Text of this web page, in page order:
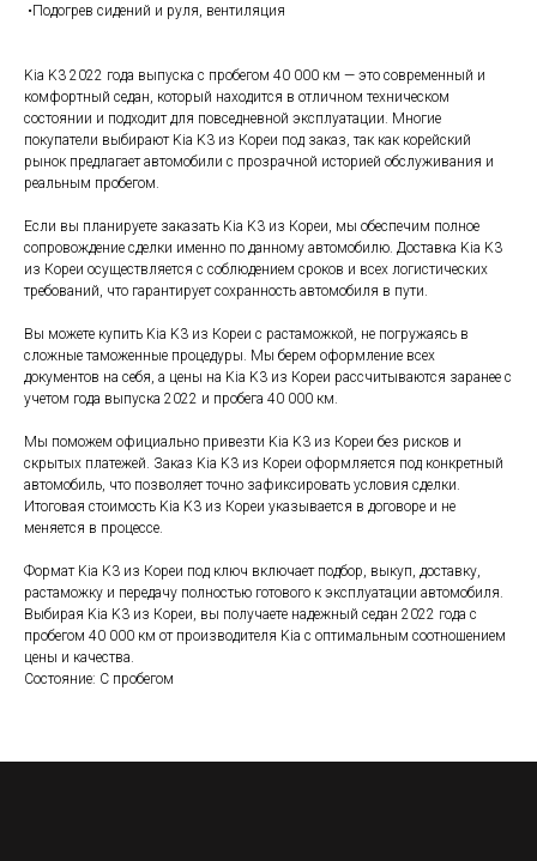
•Подогрев сидений и руля, вентиляция
Kia K3 2022 года выпуска с пробегом 40 000 км — это современный и
комфортный седан, который находится в отличном техническом
состоянии и подходит для повседневной эксплуатации. Многие
покупатели выбирают Kia K3 из Кореи под заказ, так как корейский
рынок предлагает автомобили с прозрачной историей обслуживания и
реальным пробегом.
Если вы планируете заказать Kia K3 из Кореи, мы обеспечим полное
сопровождение сделки именно по данному автомобилю. Доставка Kia K3
из Кореи осуществляется с соблюдением сроков и всех логистических
требований, что гарантирует сохранность автомобиля в пути.
Вы можете купить Kia K3 из Кореи с растаможкой, не погружаясь в
сложные таможенные процедуры. Мы берем оформление всех
документов на себя, а цены на Kia K3 из Кореи рассчитываются заранее с
учетом года выпуска 2022 и пробега 40 000 км.
Мы поможем официально привезти Kia K3 из Кореи без рисков и
скрытых платежей. Заказ Kia K3 из Кореи оформляется под конкретный
автомобиль, что позволяет точно зафиксировать условия сделки.
Итоговая стоимость Kia K3 из Кореи указывается в договоре и не
меняется в процессе.
Формат Kia K3 из Кореи под ключ включает подбор, выкуп, доставку,
растаможку и передачу полностью готового к эксплуатации автомобиля.
Выбирая Kia K3 из Кореи, вы получаете надежный седан 2022 года с
пробегом 40 000 км от производителя Kia с оптимальным соотношением
цены и качества.
Состояние: С пробегом